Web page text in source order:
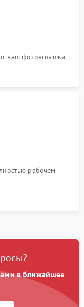
ваш фотовспышка.
рабочем
в ближайшее